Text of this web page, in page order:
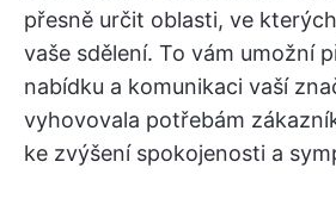
přesně určit oblasti, ve
vaše sdělení. To vám umožní
nabídku a komunikaci vaší
vyhovovala potřebám
ke zvýšení spokojenosti a